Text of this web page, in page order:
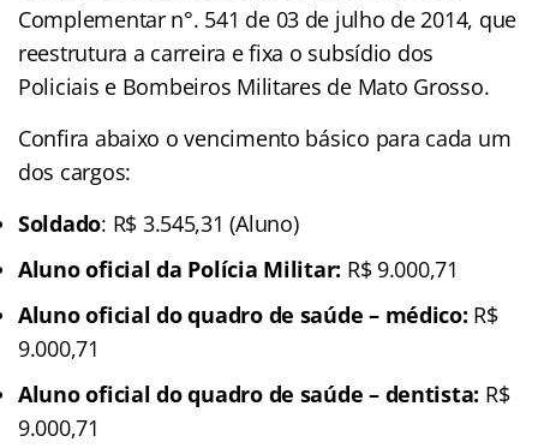
Complementar n°. 541 de 03 de julho de 2014, que
reestrutura a carreira e fixa o subsídio dos
Policiais e Bombeiros Militares de Mato Grosso.
Confira abaixo o vencimento básico para cada um
dos cargos:
Soldado: R$ 3.545,31 (Aluno)
Aluno oficial da Polícia Militar: R$ 9.000,71
Aluno oficial do quadro de saúde – médico: R$
9.000,71
Aluno oficial do quadro de saúde – dentista: R$
9.000,71